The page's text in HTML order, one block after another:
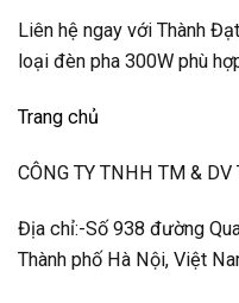
Liên hệ ngay với Thành
loại đèn pha 300W phù
Trang chủ
CÔNG TY TNHH TM &
Địa chỉ:-Số 938 đường
Thành phố Hà Nội, Việt